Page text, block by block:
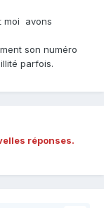
moi avons
son numéro
parfois.
réponses.